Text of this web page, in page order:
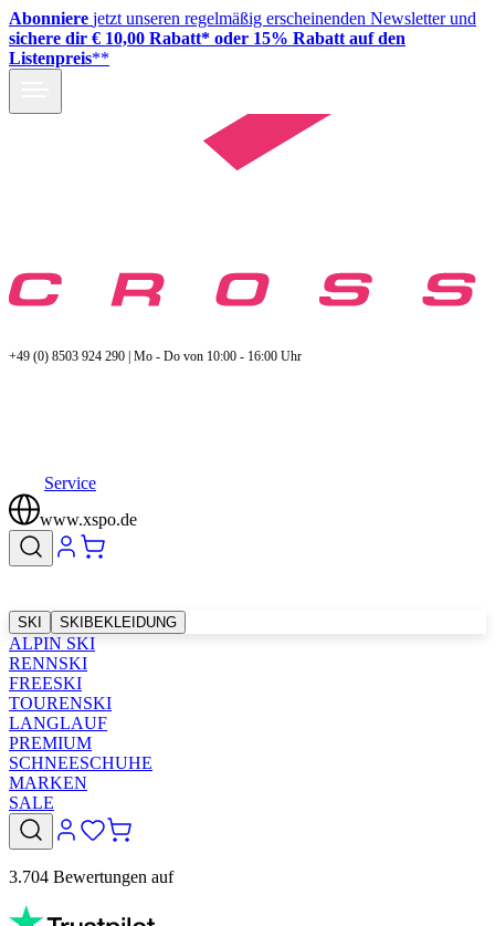
Abonniere jetzt unseren regelmäßig erscheinenden Newsletter und
sichere dir € 10,00 Rabatt* oder 15% Rabatt auf den
Listenpreis**
+49 (0) 8503 924 290 | Mo - Do von 10:00 - 16:00 Uhr
Service
www.xspo.de
SKI SKIBEKLEIDUNG
ALPIN SKI
RENNSKI
FREESKI
TOURENSKI
LANGLAUF
PREMIUM
SCHNEESCHUHE
MARKEN
SALE
3.704 Bewertungen auf